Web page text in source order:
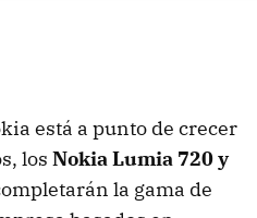
está a punto de crecer
los Nokia Lumia 720 y
la gama de